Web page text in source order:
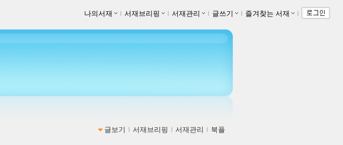
나의서재 ｌ 서재브리핑 ｌ 서재관리 ｌ 글쓰기 ｌ 즐겨찾는 서재 ｌ
글보기 ｌ 서재브리핑 ｌ 서재관리 ｌ 북플